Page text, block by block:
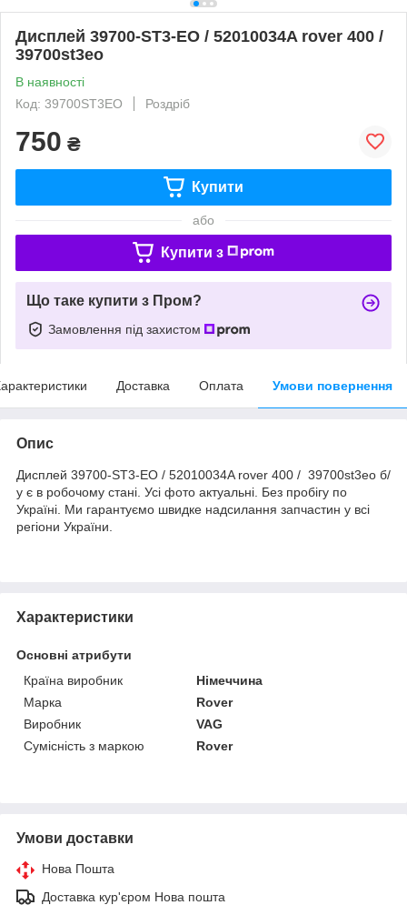
Дисплей 39700-ST3-EO / 52010034A rover 400 /
39700st3eo
В наявності
Код: 39700ST3EO
Роздріб
750 ₴
Купити
або
Купити з
Що таке купити з Пром?
Замовлення під захистом
Доставка Оплата Умови повернення
Опис
Дисплей 39700-ST3-EO / 52010034A rover 400 / 39700st3eo б/
у є в робочому стані. Усі фото актуальні. Без пробігу по
Україні. Ми гарантуємо швидке надсилання запчастин у всі
регіони України.
Характеристики
Основні атрибути
Країна виробник
Німеччина
Марка
Rover
Виробник
VAG
Сумісність з маркою
Rover
Умови доставки
Нова Пошта
Доставка кур'єром Нова пошта